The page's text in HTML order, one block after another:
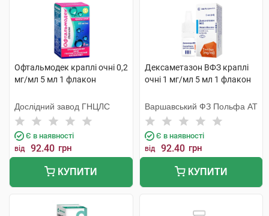
Офтальмодек краплі очні 0,2
мг/мл 5 мл 1 флакон
Дослідний завод ГНЦЛС
Є в наявності
від 92.40 грн
КУПИТИ
Дексаметазон ВФЗ краплі
очні 1 мг/мл 5 мл 1 флакон
Варшавський ФЗ Польфа АТ
Є в наявності
від 92.40 грн
КУПИТИ